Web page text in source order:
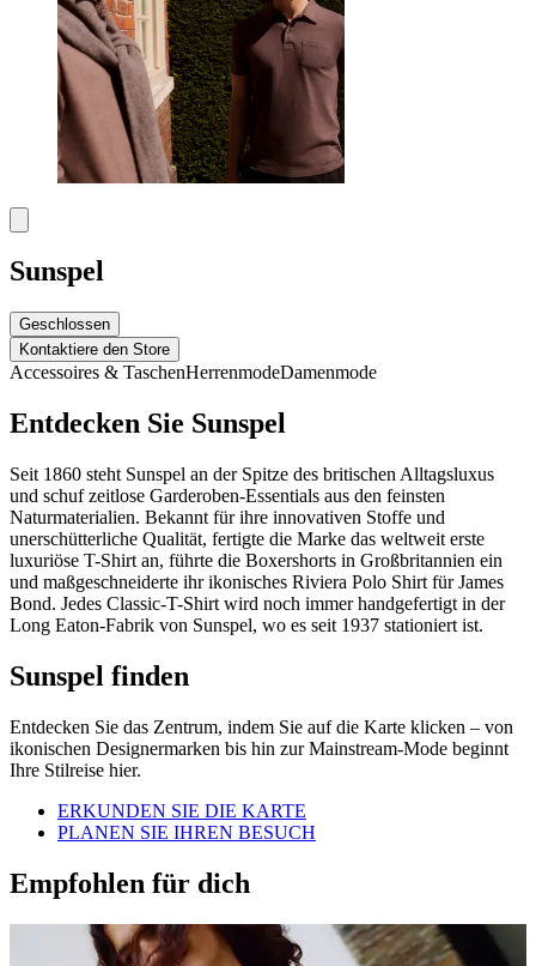
Sunspel
Geschlossen
Kontaktiere den Store
Accessoires & TaschenHerrenmodeDamenmode
Entdecken Sie Sunspel
Seit 1860 steht Sunspel an der Spitze des britischen Alltagsluxus
und schuf zeitlose Garderoben-Essentials aus den feinsten
Naturmaterialien. Bekannt für ihre innovativen Stoffe und
unerschütterliche Qualität, fertigte die Marke das weltweit erste
luxuriöse T-Shirt an, führte die Boxershorts in Großbritannien ein
und maßgeschneiderte ihr ikonisches Riviera Polo Shirt für James
Bond. Jedes Classic-T-Shirt wird noch immer handgefertigt in der
Long Eaton-Fabrik von Sunspel, wo es seit 1937 stationiert ist.
Sunspel finden
Entdecken Sie das Zentrum, indem Sie auf die Karte klicken – von
ikonischen Designermarken bis hin zur Mainstream-Mode beginnt
Ihre Stilreise hier.
ERKUNDEN SIE DIE KARTE
PLANEN SIE IHREN BESUCH
Empfohlen für dich